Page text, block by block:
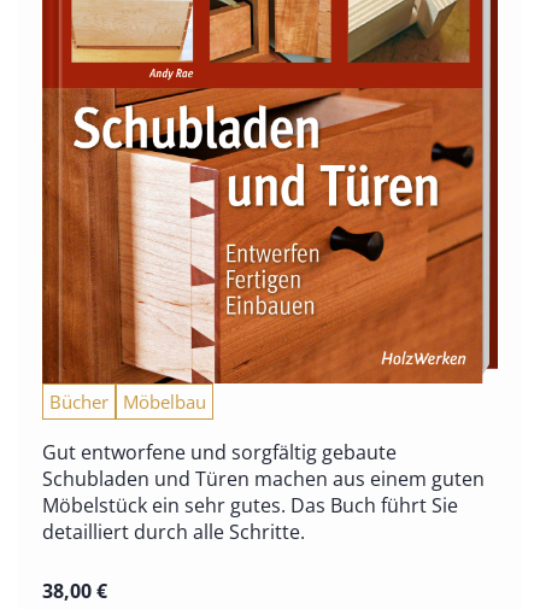
Bücher Möbelbau
Gut entworfene und sorgfältig gebaute
Schubladen und Türen machen aus einem guten
Möbelstück ein sehr gutes. Das Buch führt Sie
detailliert durch alle Schritte.
38,00€